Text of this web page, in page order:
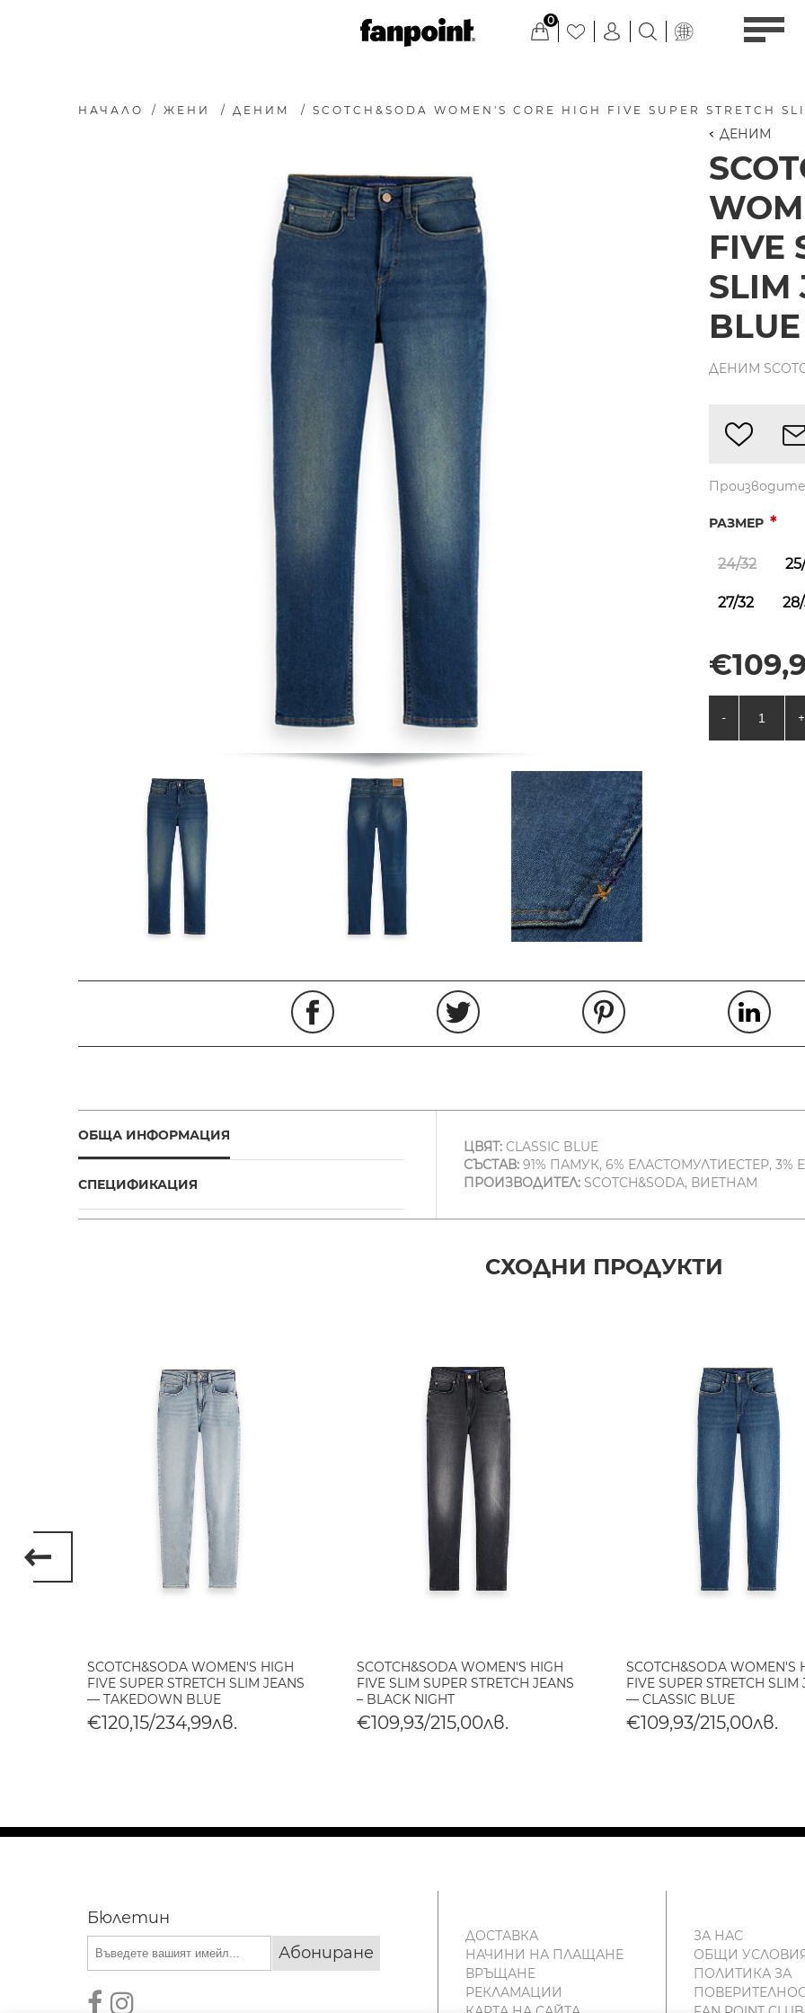
0
НАЧАЛО / ЖЕНИ / ДЕНИМ / SCOTCH&SODA WOMEN'S CORE HIGH FIVE SUPER STRETCH
ДЕНИМ
FIVE
SLIM
BLUE
ДЕНИМ
РАЗМЕР *
24/32
27/32
- +
ОБЩА ИНФОРМАЦИЯ
СПЕЦИФИКАЦИЯ
ЦВЯТ:CLASSIC BLUE
СЪСТАВ:91% ПАМУК, 6% ЕЛАСТОМУЛТИЕСТЕР, 3%
ПРОИЗВОДИТЕЛ:SCOTCH&SODA, ВИЕТНАМ
СХОДНИ ПРОДУКТИ
SCOTCH&SODA WOMEN'S HIGH
FIVE SUPER STRETCH SLIM JEANS
— TAKEDOWN BLUE
€120,15/234,99лв.
SCOTCH&SODA WOMEN'S HIGH
FIVE SLIM SUPER STRETCH JEANS
– BLACK NIGHT
€109,93/215,00лв.
SCOTCH&SODA WOMEN'S
FIVE SUPER STRETCH SLIM
— CLASSIC BLUE
€109,93/215,00лв.
Бюлетин
Абониране
ДОСТАВКА
НАЧИНИ НА ПЛАЩАНЕ
ВРЪЩАНЕ
РЕКЛАМАЦИИ
ЗА НАС
ОБЩИ
ПОЛИТИКА ЗА